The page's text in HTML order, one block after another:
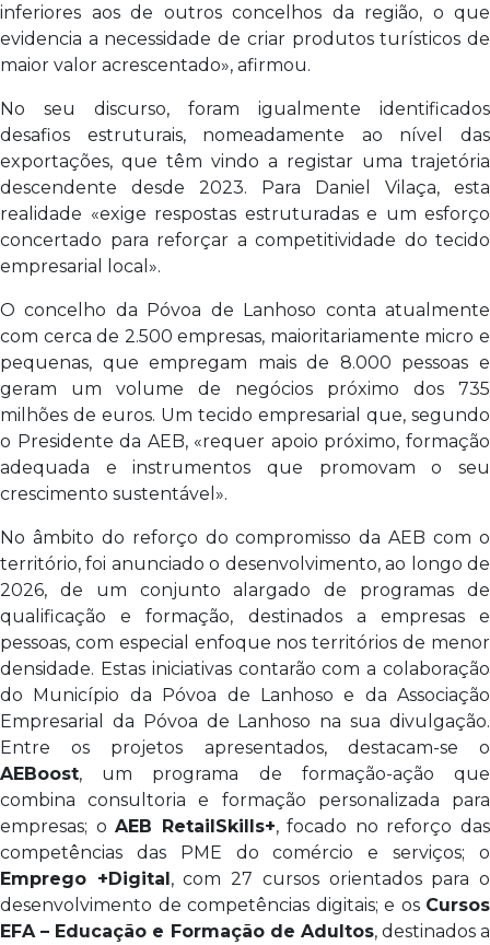
inferiores aos de outros concelhos da região, o que
evidencia a necessidade de criar produtos turísticos de
maior valor acrescentado», afirmou.
No seu discurso, foram igualmente identificados
desafios estruturais, nomeadamente ao nível das
exportações, que têm vindo a registar uma trajetória
descendente desde 2023. Para Daniel Vilaça, esta
realidade «exige respostas estruturadas e um esforço
concertado para reforçar a competitividade do tecido
empresarial local».
O concelho da Póvoa de Lanhoso conta atualmente
com cerca de 2.500 empresas, maioritariamente micro e
pequenas, que empregam mais de 8.000 pessoas e
geram um volume de negócios próximo dos 735
milhões de euros. Um tecido empresarial que, segundo
o Presidente da AEB, «requer apoio próximo, formação
adequada e instrumentos que promovam o seu
crescimento sustentável».
No âmbito do reforço do compromisso da AEB com o
território, foi anunciado o desenvolvimento, ao longo de
2026, de um conjunto alargado de programas de
qualificação e formação, destinados a empresas e
pessoas, com especial enfoque nos territórios de menor
densidade. Estas iniciativas contarão com a colaboração
do Município da Póvoa de Lanhoso e da Associação
Empresarial da Póvoa de Lanhoso na sua divulgação.
Entre os projetos apresentados, destacam-se o
AEBoost, um programa de formação-ação que
combina consultoria e formação personalizada para
empresas; oAEB RetailSkills+, focado no reforço das
competências das PME do comércio e serviços; o
Emprego +Digital, com 27 cursos orientados para o
desenvolvimento de competências digitais; e os Cursos
EFA – Educação e Formação de Adultos, destinados a